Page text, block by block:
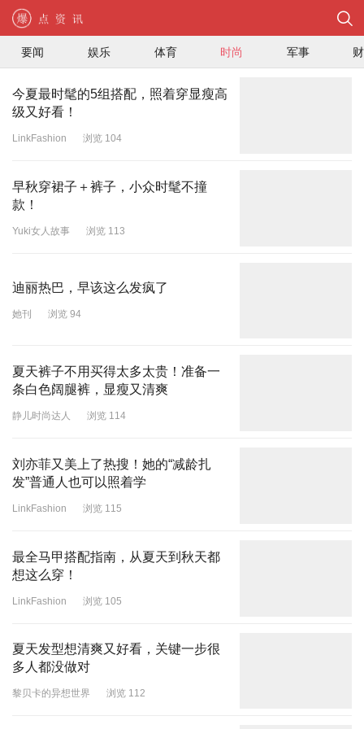
要闻 娱乐 体育 时尚 军事
今夏最时髦的5组搭配，照着穿显瘦高
级又好看！
LinkFashion 浏览 104
早秋穿裙子＋裤子，小众时髦不撞
款！
Yuki女人故事 浏览 113
迪丽热巴，早该这么发疯了
她刊 浏览 94
夏天裤子不用买得太多太贵！准备一
条白色阔腿裤，显瘦又清爽
静儿时尚达人 浏览 114
刘亦菲又美上了热搜！她的“减龄扎
发”普通人也可以照着学
LinkFashion 浏览 115
最全马甲搭配指南，从夏天到秋天都
想这么穿！
LinkFashion 浏览 105
夏天发型想清爽又好看，关键一步很
多人都没做对
黎贝卡的异想世界 浏览 112